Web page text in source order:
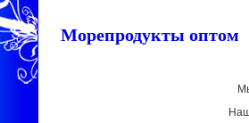
Морепродукты оптом